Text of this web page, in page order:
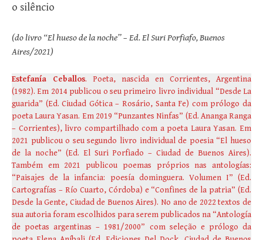
o silêncio
(do livro “El hueso de la noche” – Ed. El Suri Porfiafo, Buenos
Aires/2021)
Estefanía Ceballos. Poeta, nascida en Corrientes, Argentina
(1982). Em 2014 publicou o seu primeiro livro individual “Desde La
guarida” (Ed. Ciudad Gótica – Rosário, Santa Fe) com prólogo da
poeta Laura Yasan. Em 2019 “Punzantes Ninfas” (Ed. Ananga Ranga
– Corrientes), livro compartilhado com a poeta Laura Yasan. Em
2021 publicou o seu segundo livro individual de poesia “El hueso
de la noche” (Ed. El Suri Porfiado – Ciudad de Buenos Aires).
Também em 2021 publicou poemas próprios nas antologías:
“Paisajes de la infancia: poesía dominguera. Volumen I” (Ed.
Cartografías – Río Cuarto, Córdoba) e “Confines de la patria” (Ed.
Desde la Gente, Ciudad de Buenos Aires). No ano de 2022 textos de
sua autoria foram escolhidos para serem publicados na “Antología
de poetas argentinas – 1981/2000” com seleção e prólogo da